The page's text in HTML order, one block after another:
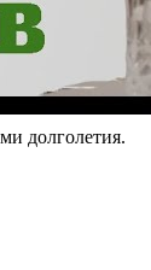
долголетия.